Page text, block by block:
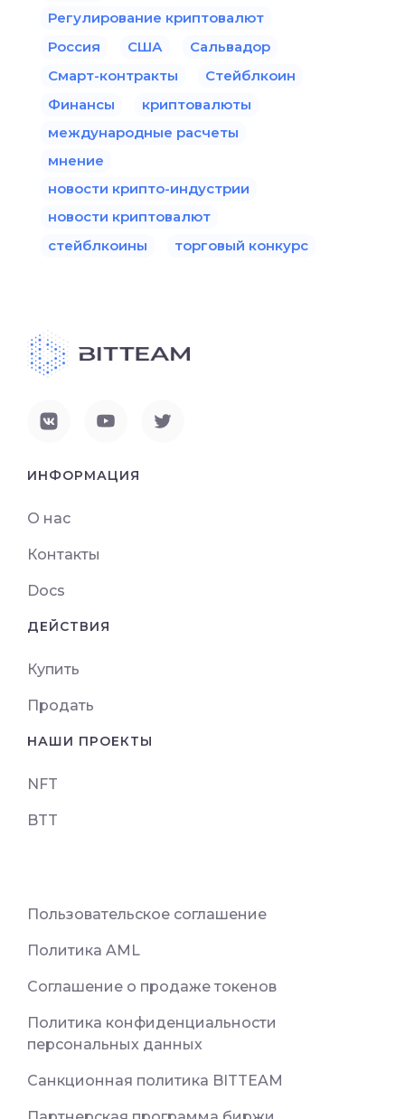
Регулирование криптовалют
Россия
США
Сальвадор
Смарт-контракты
Стейблкоин
Финансы
криптовалюты
международные расчеты
мнение
новости крипто-индустрии
новости криптовалют
стейблкоины
торговый конкурс
ИНФОРМАЦИЯ
О нас
Контакты
Docs
ДЕЙСТВИЯ
Купить
Продать
НАШИ ПРОЕКТЫ
NFT
BTT
Пользовательское соглашение
Политика AML
Соглашение о продаже токенов
Политика конфиденциальности
персональных данных
Санкционная политика BITTEAM